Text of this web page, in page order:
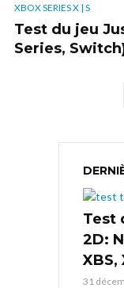
XBOX SERIES X | S
Test du jeu
Series,
Test
2D:
XBS,
31